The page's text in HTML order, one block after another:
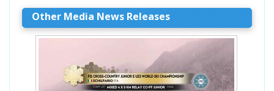
Other Media News Releases